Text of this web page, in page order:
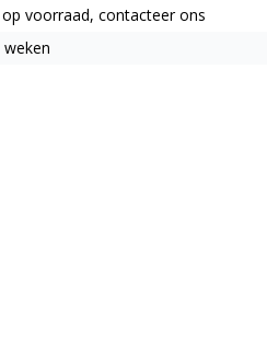
voorraad, contacteer ons
weken